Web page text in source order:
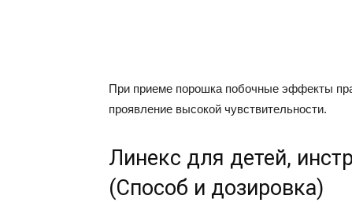
При приеме порошка побочные эффекты
проявление высокой чувствительности.
Линекс для детей,
(Способ и дозировка)